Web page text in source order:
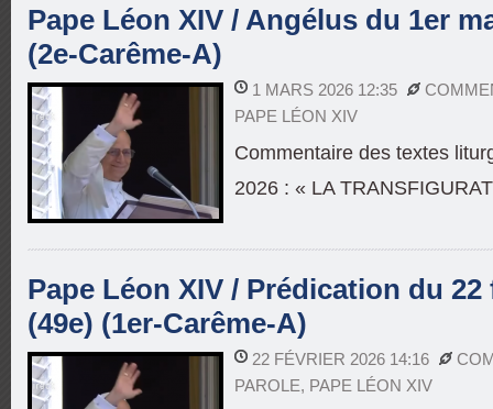
Pape Léon XIV / Angélus du 1er
(2e-Carême-A)
1 MARS 2026 12:35
PAPE LÉON XIV
Commentaire des textes
2026 : « LA
Pape Léon XIV / Prédication du 22
(49e) (1er-Carême-A)
22 FÉVRIER 2026 14:16
PAROLE, PAPE LÉON XIV